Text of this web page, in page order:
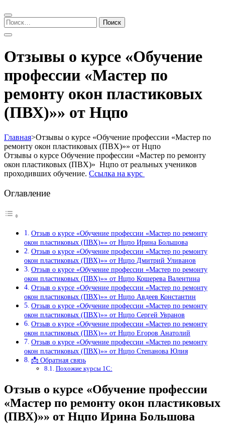
Найти:
Отзывы о курсе «Обучение
профессии «Мастер по
ремонту окон пластиковых
(ПВХ)»» от Нцпо
Главная>Отзывы о курсе «Обучение профессии «Мастер по
ремонту окон пластиковых (ПВХ)»» от Нцпо
Отзывы о курсе Обучение профессии «Мастер по ремонту
окон пластиковых (ПВХ)» Нцпо от реальных учеников
проходивших обучение. Ссылка на курс
Оглавление
Отзыв о курсе «Обучение профессии «Мастер по ремонту
окон пластиковых (ПВХ)»» от Нцпо Ирина Большова
Отзыв о курсе «Обучение профессии «Мастер по ремонту
окон пластиковых (ПВХ)»» от Нцпо Дмитрий Уливанов
Отзыв о курсе «Обучение профессии «Мастер по ремонту
окон пластиковых (ПВХ)»» от Нцпо Кошерева Валентина
Отзыв о курсе «Обучение профессии «Мастер по ремонту
окон пластиковых (ПВХ)»» от Нцпо Авдеев Константин
Отзыв о курсе «Обучение профессии «Мастер по ремонту
окон пластиковых (ПВХ)»» от Нцпо Сергей Увранов
Отзыв о курсе «Обучение профессии «Мастер по ремонту
окон пластиковых (ПВХ)»» от Нцпо Егоров Анатолий
Отзыв о курсе «Обучение профессии «Мастер по ремонту
окон пластиковых (ПВХ)»» от Нцпо Степанова Юлия
📩 Обратная связь
Похожие курсы 1С:
Отзыв о курсе «Обучение профессии
«Мастер по ремонту окон пластиковых
(ПВХ)»» от Нцпо Ирина Большова